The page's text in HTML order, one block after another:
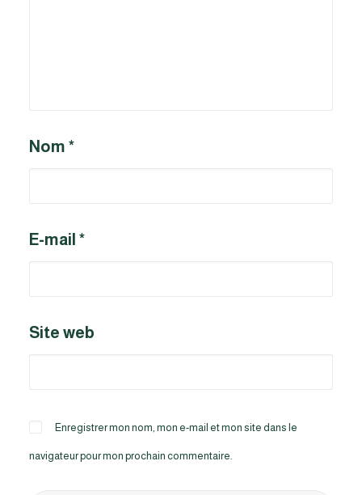
Nom *
E-mail *
Site web
Enregistrer mon nom, mon e-mail et mon site dans le
navigateur pour mon prochain commentaire.